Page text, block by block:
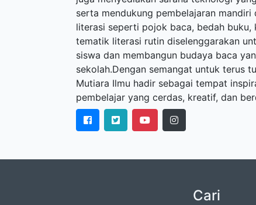
serta mendukung pembelajaran
literasi seperti pojok baca, bedah buku,
tematik literasi rutin diselenggarakan
siswa dan membangun budaya baca
sekolah.Dengan semangat untuk terus
Mutiara Ilmu hadir sebagai tempat
pembelajar yang cerdas, kreatif, dan
Cari